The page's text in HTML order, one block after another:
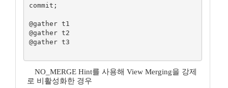
commit;
@gather t1
@gather t2
@gather t3
NO_MERGE Hint를 사용해 View Merging을 강제
로 비활성화한 경우